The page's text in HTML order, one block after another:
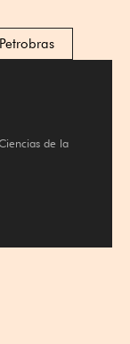
Petrobras
de la